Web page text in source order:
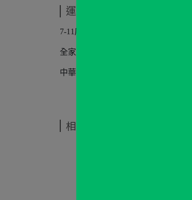
運送方式
7-11店到店
全家店到店
中華郵政
相關商品